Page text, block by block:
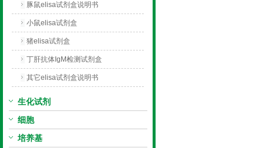
豚鼠elisa试剂盒说明书
小鼠elisa试剂盒
猪elisa试剂盒
丁肝抗体IgM检测试剂盒
其它elisa试剂盒说明书
生化试剂
细胞
培养基